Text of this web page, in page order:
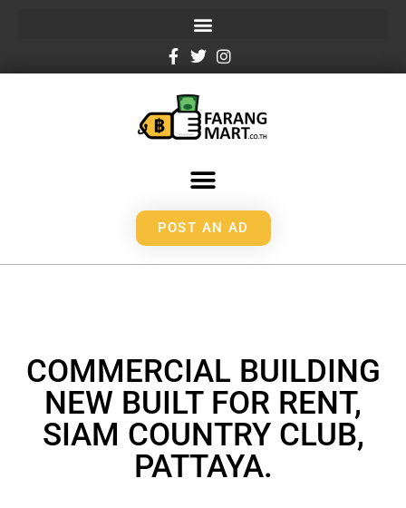
POST AN AD
COMMERCIAL BUILDING
NEW BUILT FOR RENT,
SIAM COUNTRY CLUB,
PATTAYA.